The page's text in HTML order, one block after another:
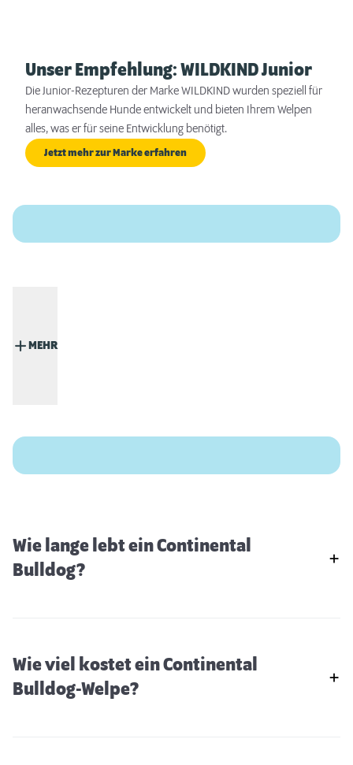
Unser Empfehlung: WILDKIND Junior
Die Junior-Rezepturen der Marke WILDKIND wurden speziell für
heranwachsende Hunde entwickelt und bieten Ihrem Welpen
alles, was er für seine Entwicklung benötigt.
Jetzt mehr zur Marke erfahren
MEHR
Wie lange lebt ein Continental
Bulldog?
Wie viel kostet ein Continental
Bulldog-Welpe?